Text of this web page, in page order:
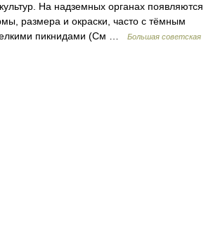
На надземных органах появляются
размера и окраски, часто с тёмным
пикнидами (См …
Большая советская